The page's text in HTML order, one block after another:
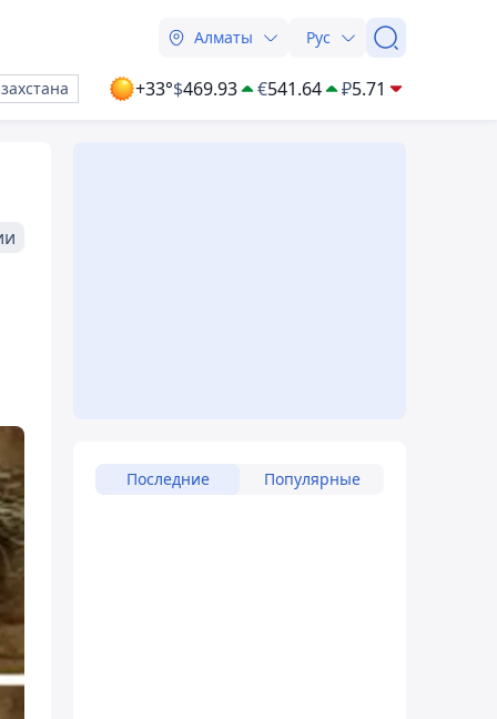
Алматы Рус
+33°$469.93 €541.64 ₽5.71
Последние Популярные